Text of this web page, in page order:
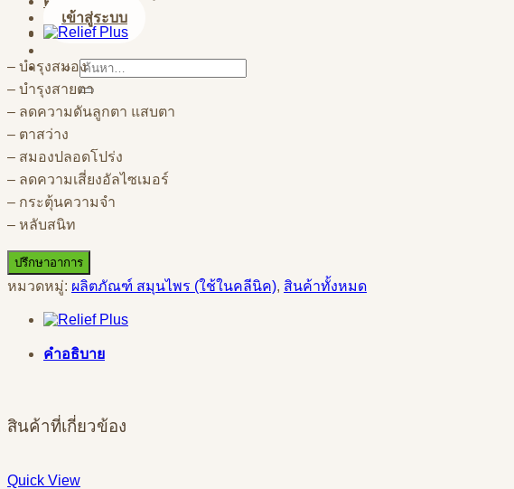
เข้าสู่ระบบ
ค้นหา:
– บำรุงสมอง
– บำรุงสายตา
– ลดความดันลูกตา แสบตา
– ตาสว่าง
– สมองปลอดโปร่ง
– ลดความเสี่ยงอัลไซเมอร์
– กระตุ้นความจำ
– หลับสนิท
ปรึกษาอาการ
หมวดหมู่: ผลิตภัณฑ์ สมุนไพร (ใช้ในคลีนิค), สินค้าทั้งหมด
คำอธิบาย
สินค้าที่เกี่ยวข้อง
Quick View